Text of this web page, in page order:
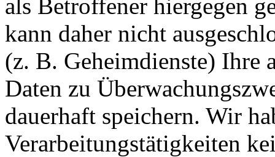
als Betroffener hiergegen
kann daher nicht
(z. B. Geheimdienste) Ihre
Daten zu
dauerhaft speichern. Wir
Verarbeitungstätigkeiten